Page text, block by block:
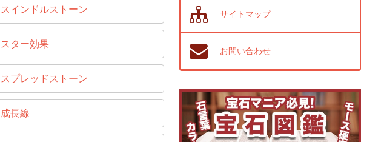
スインドルストーン
スター効果
スプレッドストーン
成長線
サイトマップ
お問い合わせ